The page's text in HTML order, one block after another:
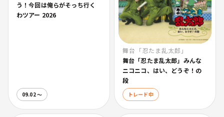
う！今回は俺らがそっち行く
わツアー 2026
09.02 〜
舞台「忍たま乱太郎」
舞台「忍たま乱太郎」みんな
ニコニコ、はい、どうぞ！の
段
トレード中